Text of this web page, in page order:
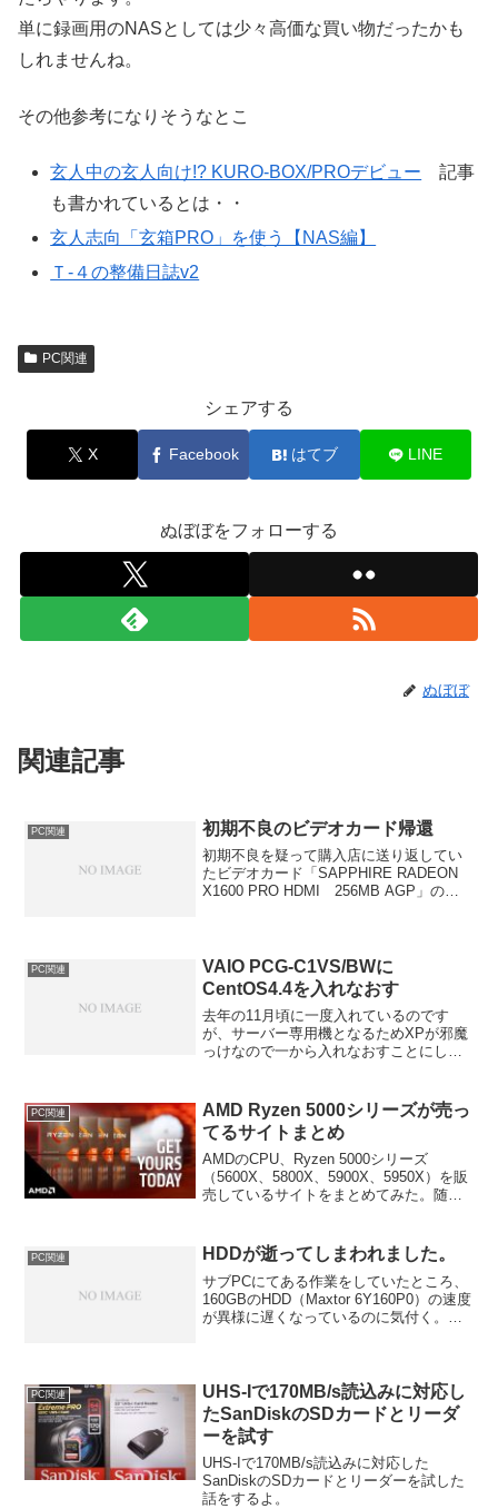
単に録画用のNASとしては少々高価な買い物だったかも
しれませんね。
その他参考になりそうなとこ
玄人中の玄人向け!? KURO-BOX/PROデビュー 記事
も書かれているとは・・
玄人志向「玄箱PRO」を使う【NAS編】
Ｔ-４の整備日誌v2
PC関連
シェアする
X Facebook はてブ LINE
ぬぼぼをフォローする
ぬぼぼ
関連記事
PC関連 初期不良のビデオカード帰還
初期不良を疑って購入店に送り返してい
たビデオカード「SAPPHIRE RADEON
X1600 PRO HDMI 256MB AGP」の件
PC関連
VAIO PCG-C1VS/BWに
CentOS4.4を入れなおす
去年の11月頃に一度入れているのです
が、サーバー専用機となるためXPが邪魔
っけなので一から入れなおすことにし
で相当苦戦したが、今回は予め調べてお
いたので簡単にインス...
PC関連
AMD Ryzen 5000シリーズが売っ
てるサイトまとめ
AMDのCPU、Ryzen 5000シリーズ
（5600X、5800X、5900X、5950X）を販
売しているサイトをまとめてみた。随時
PC関連 HDDが逝ってしまわれました。
サブPCにてある作業をしていたところ、
160GBのHDD（Maxtor 6Y160P0）の速度
が異様に遅くなっているのに気付く。作
PC関連
UHS-Iで170MB/s読込みに対応し
たSanDiskのSDカードとリーダ
ーを試す
UHS-Iで170MB/s読込みに対応した
SanDiskのSDカードとリーダーを試した
話をするよ。